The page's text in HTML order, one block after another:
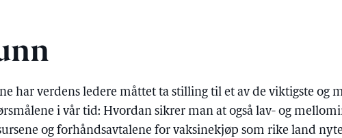
har verdens ledere måttet ta stilling til et av de viktigste og
i vår tid: Hvordan sikrer man at også lav- og
og forhåndsavtalene for vaksinekjøp som rike land